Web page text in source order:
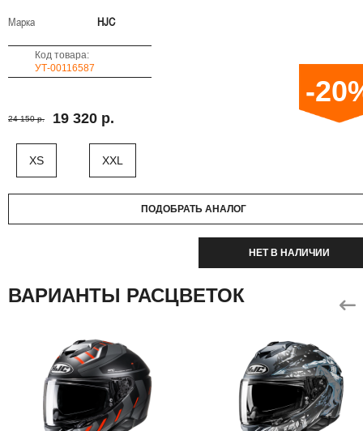
Марка HJC
Код товара:
УТ-00116587
24 150 р. 19 320 р.
-
XS XXL
ПОДОБРАТЬ АНАЛОГ
НЕТ В НАЛИЧИИ
ВАРИАНТЫ РАСЦВЕТОК